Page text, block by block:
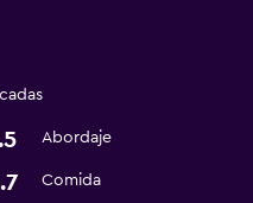
Abordaje
Comida